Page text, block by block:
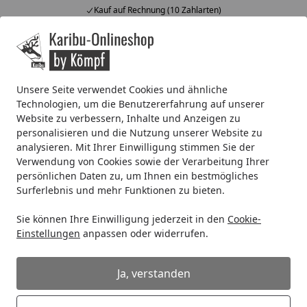
Unsere Seite verwendet Cookies und ähnliche
Technologien, um die Benutzererfahrung auf unserer
Website zu verbessern, Inhalte und Anzeigen zu
personalisieren und die Nutzung unserer Website zu
analysieren. Mit Ihrer Einwilligung stimmen Sie der
Verwendung von Cookies sowie der Verarbeitung Ihrer
persönlichen Daten zu, um Ihnen ein bestmögliches
Surferlebnis und mehr Funktionen zu bieten.
Sie können Ihre Einwilligung jederzeit in den Cookie-
Einstellungen anpassen oder widerrufen.
Ja, verstanden
Kauf auf Rechnung (10 Zahlarten)
Alle Produkte
Mein Konto
Startseite
Carport Zubehör für Carports Karibu Rückwand für
Karibu Rückwand für Einzelcarport